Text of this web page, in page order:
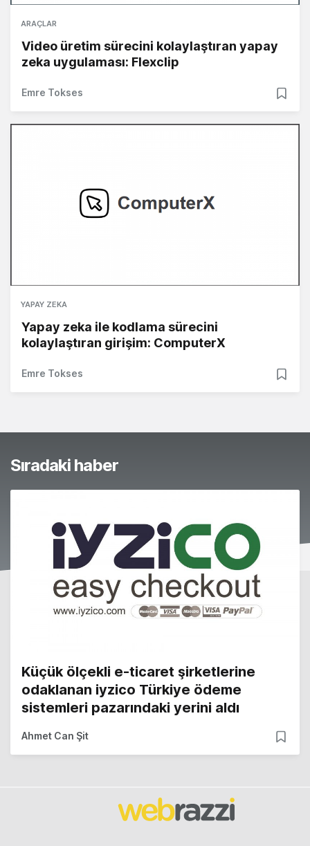
ARAÇLAR
Video üretim sürecini kolaylaştıran yapay
zeka uygulaması: Flexclip
Emre Tokses
YAPAY ZEKA
Yapay zeka ile kodlama sürecini
kolaylaştıran girişim: ComputerX
Emre Tokses
Sıradaki haber
Küçük ölçekli e-ticaret şirketlerine
odaklanan iyzico Türkiye ödeme
sistemleri pazarındaki yerini aldı
Ahmet Can Şit